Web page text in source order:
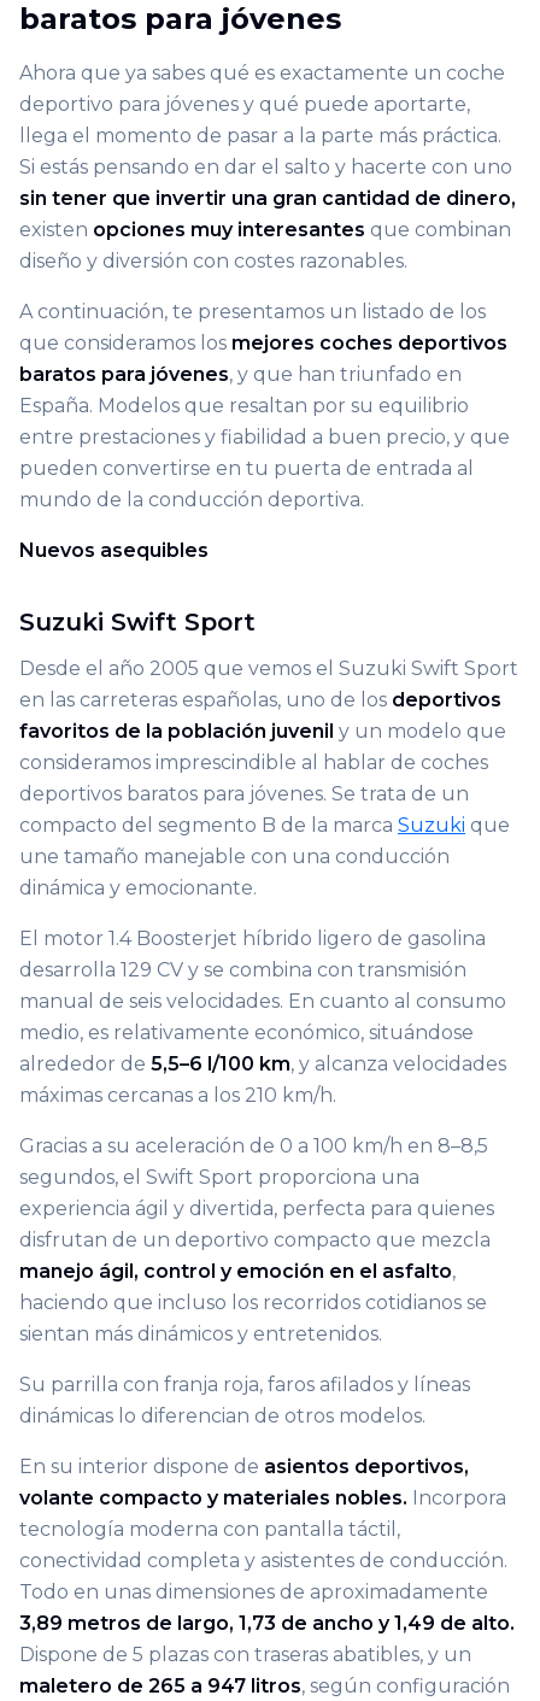
baratos para jóvenes
Ahora que ya sabes qué es exactamente un coche
deportivo para jóvenes y qué puede aportarte,
llega el momento de pasar a la parte más práctica.
Si estás pensando en dar el salto y hacerte con uno
sin tener que invertir una gran cantidad de dinero,
existen opciones muy interesantes que combinan
diseño y diversión con costes razonables.
A continuación, te presentamos un listado de los
que consideramos los mejores coches deportivos
baratos para jóvenes, y que han triunfado en
España. Modelos que resaltan por su equilibrio
entre prestaciones y fiabilidad a buen precio, y que
pueden convertirse en tu puerta de entrada al
mundo de la conducción deportiva.
Nuevos asequibles
Suzuki Swift Sport
Desde el año 2005 que vemos el Suzuki Swift Sport
en las carreteras españolas, uno de los deportivos
favoritos de la población juvenil y un modelo que
consideramos imprescindible al hablar de coches
deportivos baratos para jóvenes. Se trata de un
compacto del segmento B de la marca Suzuki que
une tamaño manejable con una conducción
dinámica y emocionante.
El motor 1.4 Boosterjet híbrido ligero de gasolina
desarrolla 129 CV y se combina con transmisión
manual de seis velocidades. En cuanto al consumo
medio, es relativamente económico, situándose
alrededor de 5,5–6 l/100 km, y alcanza velocidades
máximas cercanas a los 210 km/h.
Gracias a su aceleración de 0 a 100 km/h en 8–8,5
segundos, el Swift Sport proporciona una
experiencia ágil y divertida, perfecta para quienes
disfrutan de un deportivo compacto que mezcla
manejo ágil, control y emoción en el asfalto,
haciendo que incluso los recorridos cotidianos se
sientan más dinámicos y entretenidos.
Su parrilla con franja roja, faros afilados y líneas
dinámicas lo diferencian de otros modelos.
En su interior dispone de asientos deportivos,
volante compacto y materiales nobles. Incorpora
tecnología moderna con pantalla táctil,
conectividad completa y asistentes de conducción.
Todo en unas dimensiones de aproximadamente
3,89 metros de largo, 1,73 de ancho y 1,49 de alto.
Dispone de 5 plazas con traseras abatibles, y un
maletero de 265 a 947 litros, según configuración